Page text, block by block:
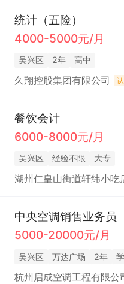
统计（五险）
4000-5000元/月
吴兴区 2年 高中
久翔控股集团有限公司
餐饮会计
6000-8000元/月
吴兴区 经验不限 大专
湖州仁皇山街道轩纬小吃
中央空调销售业务
5000-20000元/月
吴兴区 万达广场 2年
杭州启成空调工程有限公